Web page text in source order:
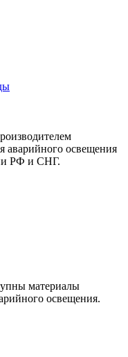
аварийного освещения
РФ и СНГ.
материалы
освещения.